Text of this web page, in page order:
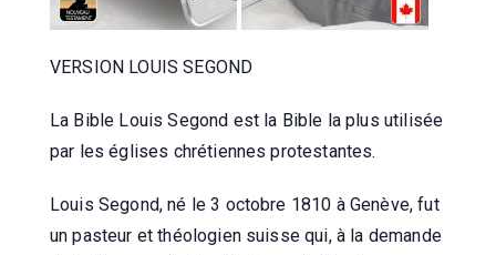
VERSION LOUIS SEGOND
La Bible Louis Segond est la Bible la plus utilisée
par les églises chrétiennes protestantes.
Louis Segond, né le 3 octobre 1810 à Genève, fut
un pasteur et théologien suisse qui, à la demande